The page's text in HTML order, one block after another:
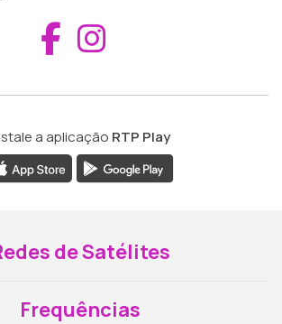
Aceder ao
a aplicação RTP Play
de Satélites
Frequências